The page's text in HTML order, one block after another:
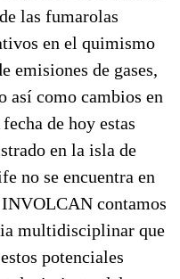
las fumarolas
en el quimismo
emisiones de gases,
así como cambios en
de hoy estas
en la isla de
no se encuentra en
contamos
multidisciplinar que
potenciales